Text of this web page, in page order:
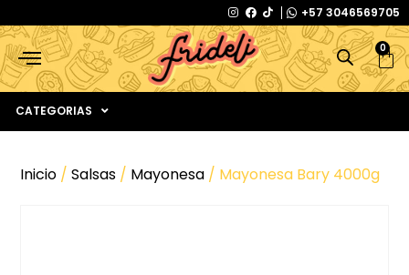
+57 3046569705
0
CATEGORIAS
Inicio /Salsas / Mayonesa / Mayonesa Bary 4000g